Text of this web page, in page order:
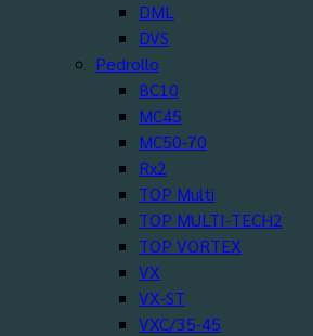
DML
DVS
Pedrollo
BC10
MC45
MC50-70
Rx2
TOP Multi
TOP MULTI-TECH2
TOP VORTEX
VX
VX-ST
VXC/35-45